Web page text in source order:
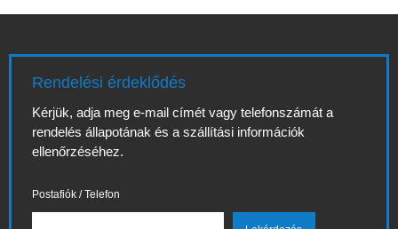
Rendelési érdeklődés
Kérjük, adja meg e-mail címét vagy telefonszámát a
rendelés állapotának és a szállítási információk
ellenőrzéséhez.
Postafiók / Telefon